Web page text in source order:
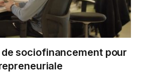
sociofinancement pour